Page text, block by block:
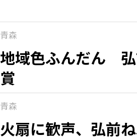
青森
地域色ふんだん
賞
青森
火扇に歓声、弘前